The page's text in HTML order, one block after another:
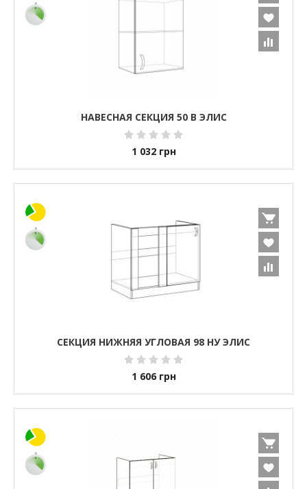
НАВЕСНАЯ СЕКЦИЯ 50 В ЭЛИС
1 032 грн
СЕКЦИЯ НИЖНЯЯ УГЛОВАЯ 98 НУ ЭЛИС
1 606 грн